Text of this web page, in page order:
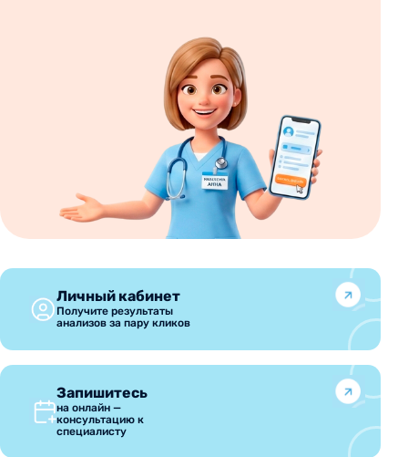
Личный кабинет
Получите результаты
анализов за пару кликов
Запишитесь
на онлайн —
консультацию к
специалисту